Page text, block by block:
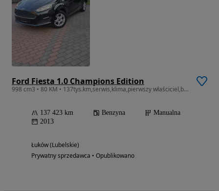
Ford Fiesta 1.0 Champions Edition
998 cm3 • 80 KM • 137tys.km,serwis,klima,pierwszy właściciel,bezwypadkowy z Niemiec
137 423 km Benzyna
Manualna
2013
Łuków (Lubelskie)
Prywatny sprzedawca • Opublikowano